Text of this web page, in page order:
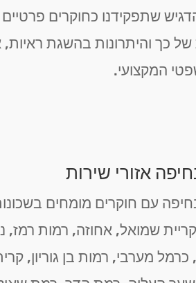
שתפקידנו כחוקרים פרטיים
כך והיתרונות בהשגת
המקצועי.
אזורי שירות
עם חוקרים מומחים
שמואל, אחוזה, רמות רמז,
כרמל מערבי, רמות בן גוריון,